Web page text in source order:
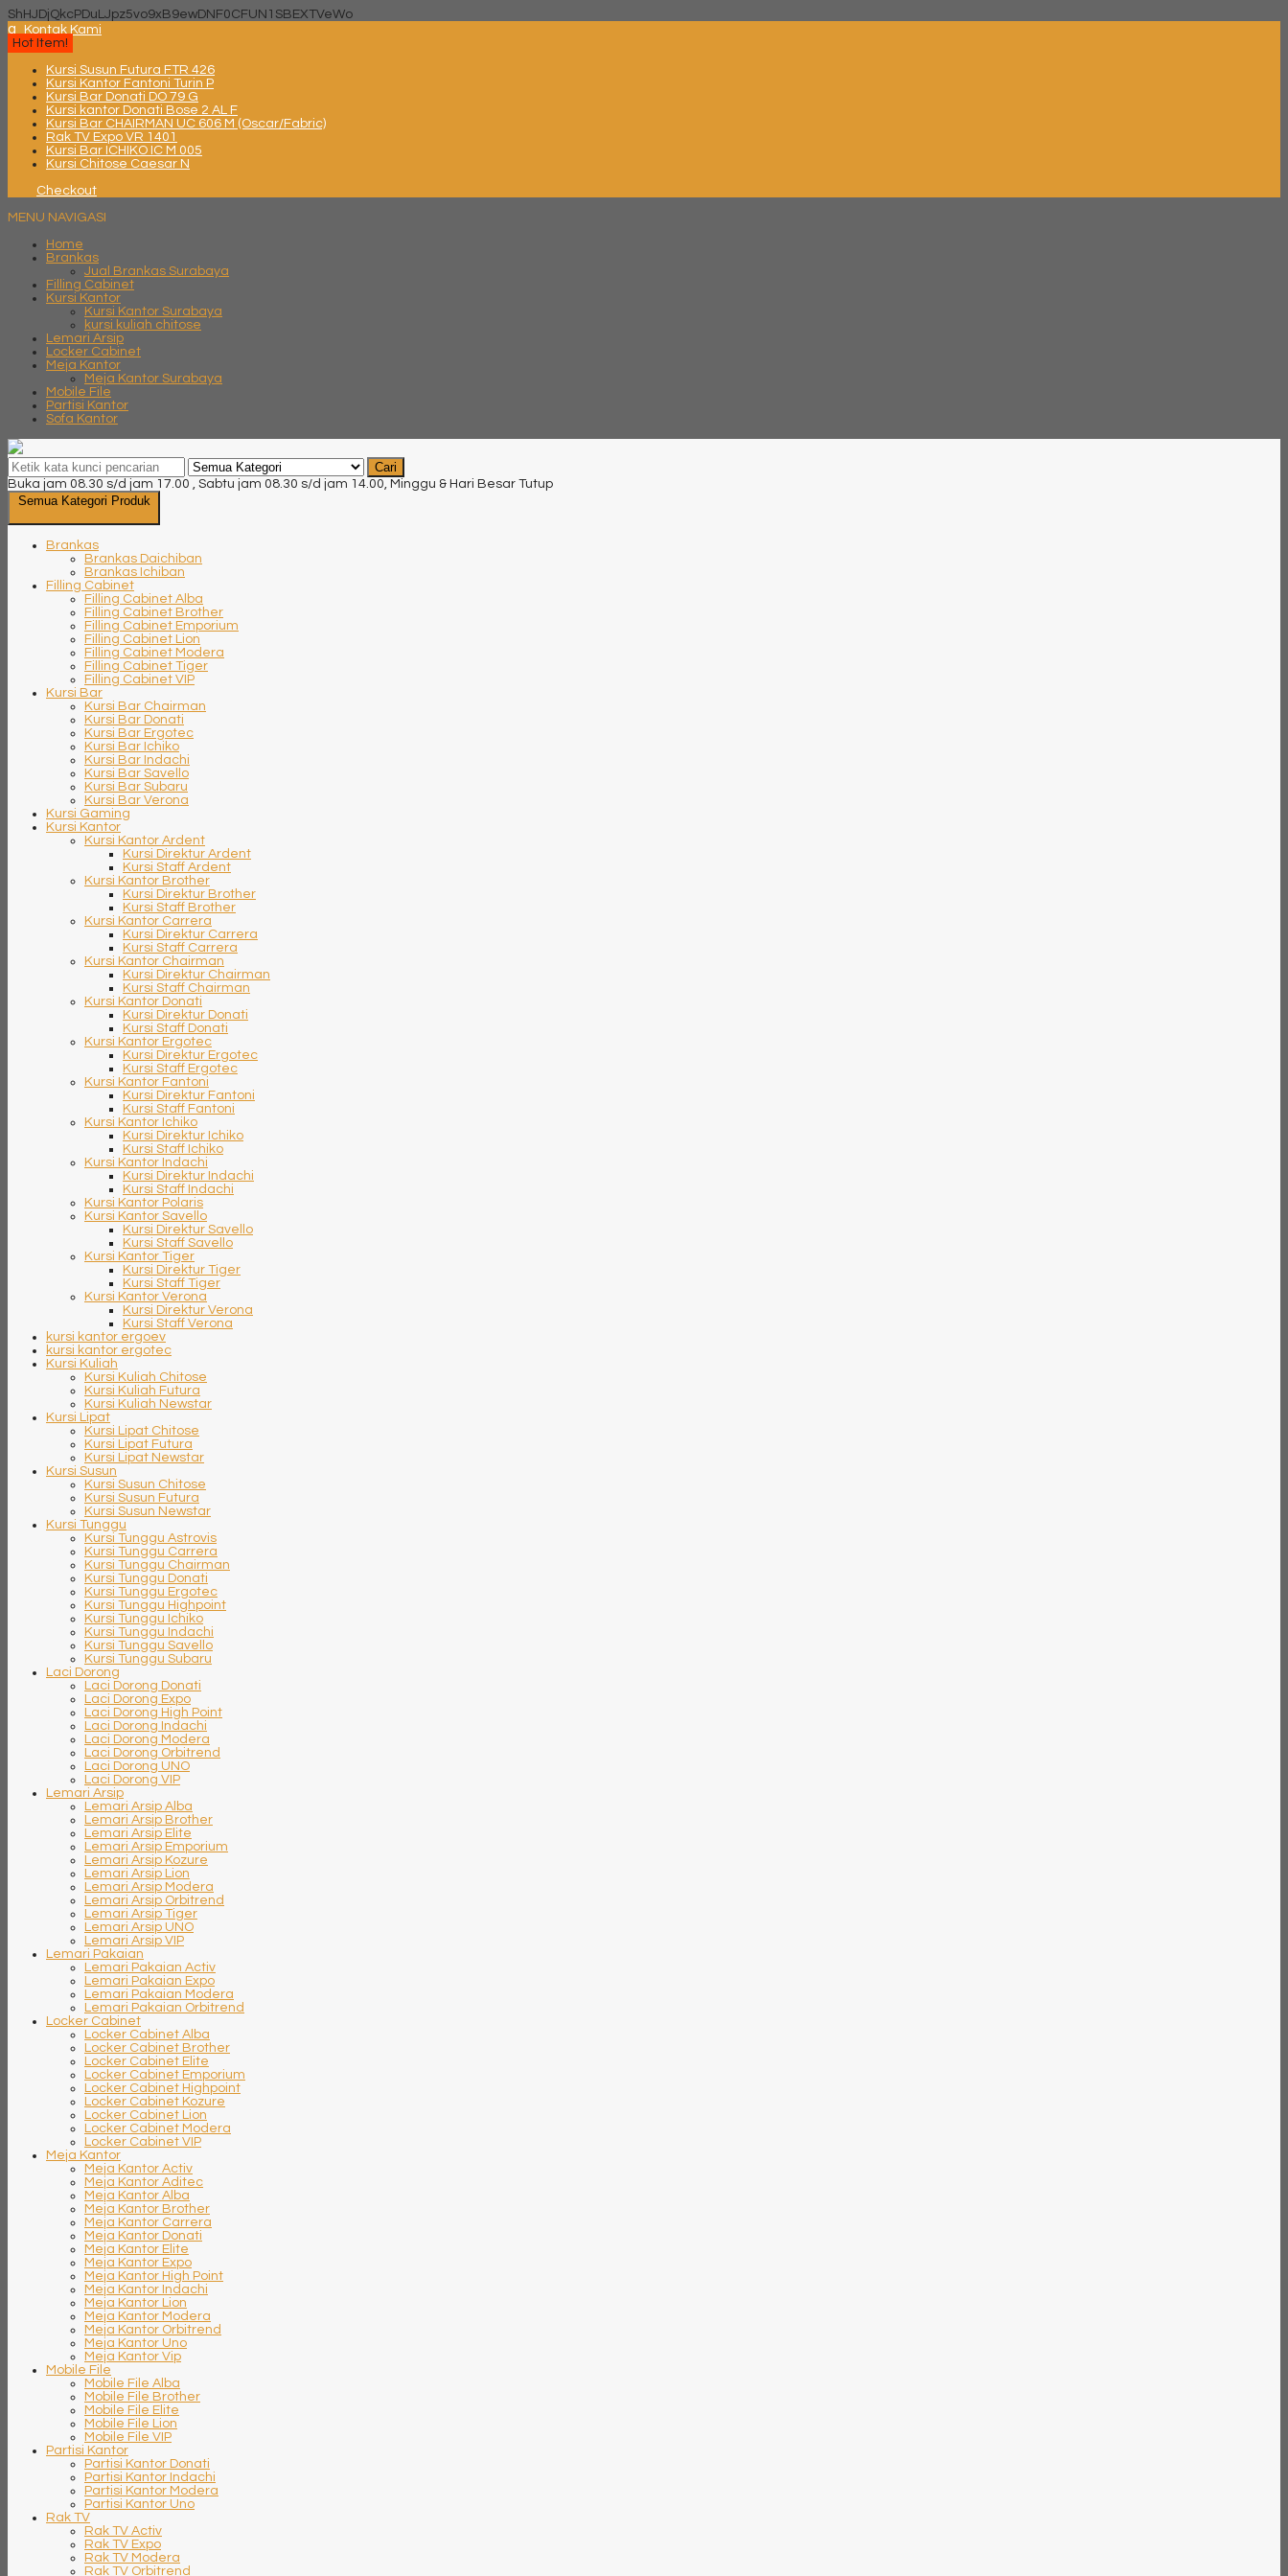
ShHJDjQkcPDuLJpz5vo9xB9ewDNF0CFUN1SBEXTVeWo
q
Kontak Kami
Hot Item!
Kursi Susun Futura FTR 426
Kursi Kantor Fantoni Turin P
Kursi Bar Donati DO 79 G
Kursi kantor Donati Bose 2 AL F
Kursi Bar CHAIRMAN UC 606 M (Oscar/Fabric)
Rak TV Expo VR 1401
Kursi Bar ICHIKO IC M 005
Kursi Chitose Caesar N
Checkout
MENU NAVIGASI
Home
Brankas
Jual Brankas Surabaya
Filling Cabinet
Kursi Kantor
Kursi Kantor Surabaya
kursi kuliah chitose
Lemari Arsip
Locker Cabinet
Meja Kantor
Meja Kantor Surabaya
Mobile File
Partisi Kantor
Sofa Kantor
Cari
Buka jam 08.30 s/d jam 17.00 , Sabtu jam 08.30 s/d jam 14.00, Minggu & Hari Besar Tutup
Semua Kategori Produk
Brankas
Brankas Daichiban
Brankas Ichiban
Filling Cabinet
Filling Cabinet Alba
Filling Cabinet Brother
Filling Cabinet Emporium
Filling Cabinet Lion
Filling Cabinet Modera
Filling Cabinet Tiger
Filling Cabinet VIP
Kursi Bar
Kursi Bar Chairman
Kursi Bar Donati
Kursi Bar Ergotec
Kursi Bar Ichiko
Kursi Bar Indachi
Kursi Bar Savello
Kursi Bar Subaru
Kursi Bar Verona
Kursi Gaming
Kursi Kantor
Kursi Kantor Ardent
Kursi Direktur Ardent
Kursi Staff Ardent
Kursi Kantor Brother
Kursi Direktur Brother
Kursi Staff Brother
Kursi Kantor Carrera
Kursi Direktur Carrera
Kursi Staff Carrera
Kursi Kantor Chairman
Kursi Direktur Chairman
Kursi Staff Chairman
Kursi Kantor Donati
Kursi Direktur Donati
Kursi Staff Donati
Kursi Kantor Ergotec
Kursi Direktur Ergotec
Kursi Staff Ergotec
Kursi Kantor Fantoni
Kursi Direktur Fantoni
Kursi Staff Fantoni
Kursi Kantor Ichiko
Kursi Direktur Ichiko
Kursi Staff Ichiko
Kursi Kantor Indachi
Kursi Direktur Indachi
Kursi Staff Indachi
Kursi Kantor Polaris
Kursi Kantor Savello
Kursi Direktur Savello
Kursi Staff Savello
Kursi Kantor Tiger
Kursi Direktur Tiger
Kursi Staff Tiger
Kursi Kantor Verona
Kursi Direktur Verona
Kursi Staff Verona
kursi kantor ergoev
kursi kantor ergotec
Kursi Kuliah
Kursi Kuliah Chitose
Kursi Kuliah Futura
Kursi Kuliah Newstar
Kursi Lipat
Kursi Lipat Chitose
Kursi Lipat Futura
Kursi Lipat Newstar
Kursi Susun
Kursi Susun Chitose
Kursi Susun Futura
Kursi Susun Newstar
Kursi Tunggu
Kursi Tunggu Astrovis
Kursi Tunggu Carrera
Kursi Tunggu Chairman
Kursi Tunggu Donati
Kursi Tunggu Ergotec
Kursi Tunggu Highpoint
Kursi Tunggu Ichiko
Kursi Tunggu Indachi
Kursi Tunggu Savello
Kursi Tunggu Subaru
Laci Dorong
Laci Dorong Donati
Laci Dorong Expo
Laci Dorong High Point
Laci Dorong Indachi
Laci Dorong Modera
Laci Dorong Orbitrend
Laci Dorong UNO
Laci Dorong VIP
Lemari Arsip
Lemari Arsip Alba
Lemari Arsip Brother
Lemari Arsip Elite
Lemari Arsip Emporium
Lemari Arsip Kozure
Lemari Arsip Lion
Lemari Arsip Modera
Lemari Arsip Orbitrend
Lemari Arsip Tiger
Lemari Arsip UNO
Lemari Arsip VIP
Lemari Pakaian
Lemari Pakaian Activ
Lemari Pakaian Expo
Lemari Pakaian Modera
Lemari Pakaian Orbitrend
Locker Cabinet
Locker Cabinet Alba
Locker Cabinet Brother
Locker Cabinet Elite
Locker Cabinet Emporium
Locker Cabinet Highpoint
Locker Cabinet Kozure
Locker Cabinet Lion
Locker Cabinet Modera
Locker Cabinet VIP
Meja Kantor
Meja Kantor Activ
Meja Kantor Aditec
Meja Kantor Alba
Meja Kantor Brother
Meja Kantor Carrera
Meja Kantor Donati
Meja Kantor Elite
Meja Kantor Expo
Meja Kantor High Point
Meja Kantor Indachi
Meja Kantor Lion
Meja Kantor Modera
Meja Kantor Orbitrend
Meja Kantor Uno
Meja Kantor Vip
Mobile File
Mobile File Alba
Mobile File Brother
Mobile File Elite
Mobile File Lion
Mobile File VIP
Partisi Kantor
Partisi Kantor Donati
Partisi Kantor Indachi
Partisi Kantor Modera
Partisi Kantor Uno
Rak TV
Rak TV Activ
Rak TV Expo
Rak TV Modera
Rak TV Orbitrend